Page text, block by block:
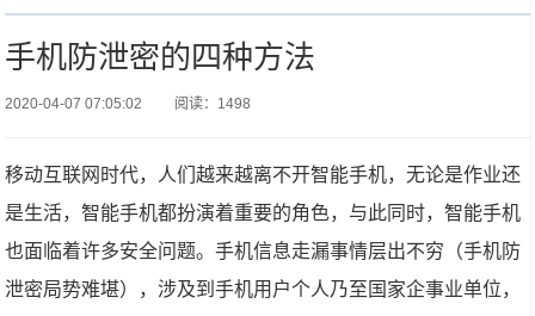
手机防泄密的四种方法
2020-04-07 07:05:02 阅读：1498
移动互联网时代，人们越来越离不开智能手机，无论是作业还
是生活，智能手机都扮演着重要的角色，与此同时，智能手机
也面临着许多安全问题。手机信息走漏事情层出不穷（手机防
泄密局势难堪），涉及到手机用户个人乃至国家企事业单位，